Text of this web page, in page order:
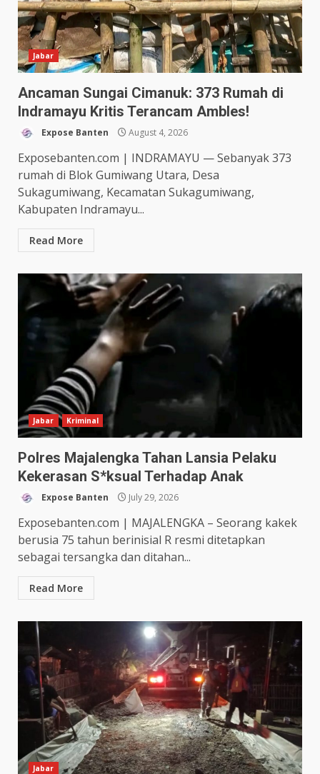
Jabar
Ancaman Sungai Cimanuk: 373 Rumah di
Indramayu Kritis Terancam Ambles!
Expose Banten August 4, 2026
Exposebanten.com | INDRAMAYU — Sebanyak 373
rumah di Blok Gumiwang Utara, Desa
Sukagumiwang, Kecamatan Sukagumiwang,
Kabupaten Indramayu...
Read More
Jabar Kriminal
Polres Majalengka Tahan Lansia Pelaku
Kekerasan S*ksual Terhadap Anak
Expose Banten July 29, 2026
Exposebanten.com | MAJALENGKA – Seorang kakek
berusia 75 tahun berinisial R resmi ditetapkan
sebagai tersangka dan ditahan...
Read More
Jabar